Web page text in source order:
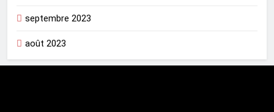
septembre 2023
août 2023